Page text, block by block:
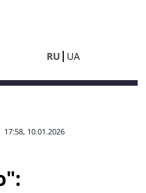
RU UA
17:58, 10.01.2026